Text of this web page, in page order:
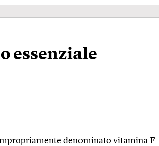
essenziale
denominato vitamina F